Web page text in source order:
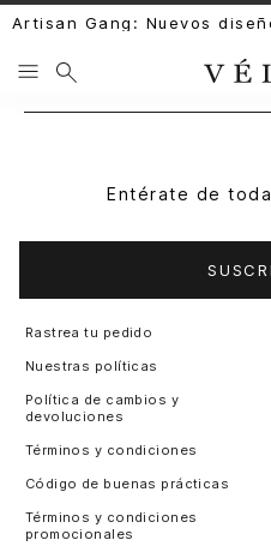
Artisan Gang: Nuevos
Entérate de
Rastrea tu pedido
Nuestras políticas
Política de cambios y
devoluciones
Términos y condiciones
Código de buenas prácticas
Términos y condiciones
promocionales